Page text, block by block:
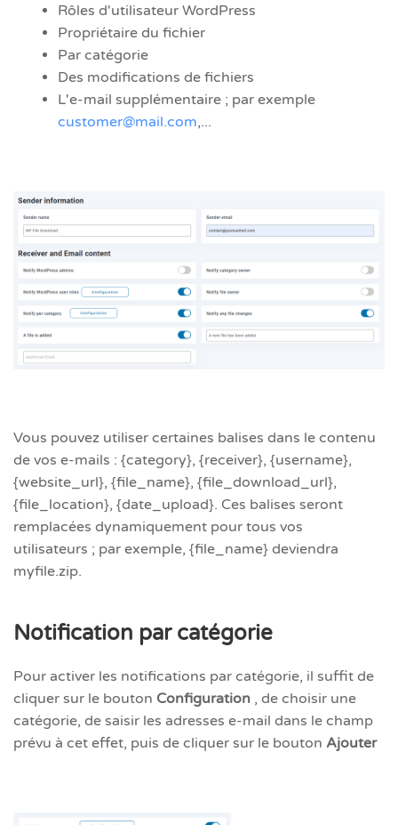
Rôles d'utilisateur WordPress
Propriétaire du fichier
Par catégorie
Des modifications de fichiers
L'e-mail supplémentaire ; par exemple
customer@mail.com,...
Vous pouvez utiliser certaines balises dans le contenu
de vos e-mails : {category}, {receiver}, {username},
{website_url}, {file_name}, {file_download_url},
{file_location}, {date_upload}. Ces balises seront
remplacées dynamiquement pour tous vos
utilisateurs ; par exemple, {file_name} deviendra
myfile.zip.
Notification par catégorie
Pour activer les notifications par catégorie, il suffit de
cliquer sur le bouton Configuration , de choisir une
catégorie, de saisir les adresses e-mail dans le champ
prévu à cet effet, puis de cliquer sur le bouton Ajouter